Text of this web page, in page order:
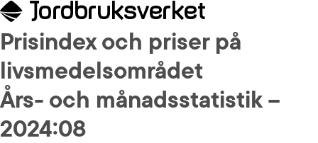
Prisindex och priser på
livsmedelsområdet
Års- och månadsstatistik –
2024:08